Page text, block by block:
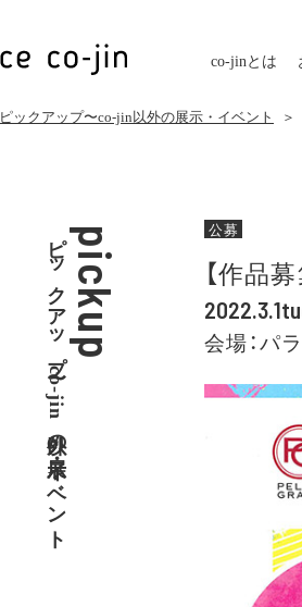
co-jinとは
ピックアップ〜co-jin以外の展示・イベント ＞
pickup
ピックアップ〜co-jin以外の展示・イベント 公募
【作品
会場：パ